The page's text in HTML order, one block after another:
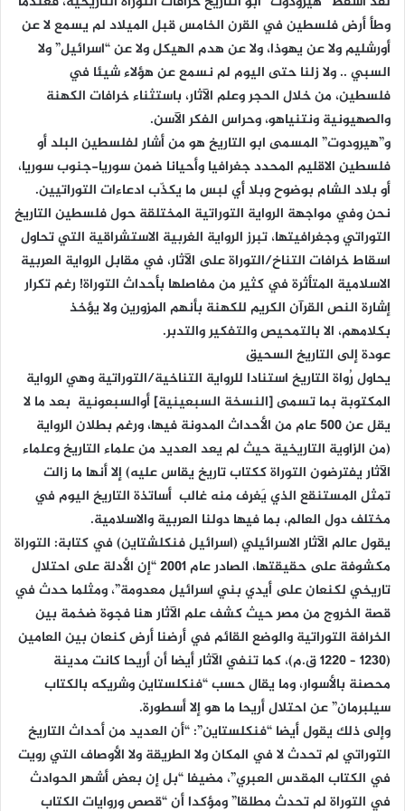
وطأ أرض فلسطين في القرن الخامس قبل الميلاد لم يسمع لا عن
أورشليم ولا عن يهوذا، ولا عن هدم الهيكل ولا عن “اسرائيل” ولا
السبي .. ولا زلنا حتى اليوم لم نسمع عن هؤلاء شيئا في
فلسطين، من خلال الحجر وعلم الآثار، باستثناء خرافات الكهنة
والصهيونية ونتنياهو، وحراس الفكر الآسن.
و”هيرودوت” المسمى ابو التاريخ هو من أشار لفلسطين البلد أو
فلسطين الاقليم المحدد جغرافيا وأحيانا ضمن سوريا-جنوب سوريا،
أو بلاد الشام بوضوح وبلا أي لبس ما يكذّب ادعاءات التوراتيين.
نحن وفي مواجهة الرواية التوراتية المختلقة حول فلسطين التاريخ
التوراتي وجغرافيتها، تبرز الرواية الغربية الاستشراقية التي تحاول
اسقاط خرافات التناخ/التوراة على الآثار، في مقابل الرواية العربية
الاسلامية المتأثرة في كثير من مفاصلها بأحداث التوراة! رغم تكرار
إشارة النص القرآن الكريم للكهنة بأنهم المزورين ولا يؤخذ
بكلامهم، الا بالتمحيص والتفكير والتدبر.
عودة إلى التاريخ السحيق
يحاول رُواة التاريخ استنادا للرواية التناخية/التوراتية وهي الرواية
المكتوبة بما تسمى [النسخة السبعينية] أوالسبعونية بعد ما لا
يقل عن 500 عام من الأحداث المدونة فيها، ورغم بطلان الرواية
(من الزاوية التاريخية حيث لم يعد العديد من علماء التاريخ وعلماء
الآثار يفترضون التوراة ككتاب تاريخ يقاس عليه) إلا أنها ما زالت
تمثل المستنقع الذي يَغرِف منه غالب أساتذة التاريخ اليوم في
مختلف دول العالم، بما فيها دولنا العربية والاسلامية.
يقول عالم الآثار الاسرائيلي (اسرائيل فنكلشتاين) في كتابة: التوراة
مكشوفة على حقيقتها، الصادر عام 2001 “إن الأدلة على احتلال
تاريخي لكنعان على أيدي بني اسرائيل معدومة”، ومثلما حدث في
قصة الخروج من مصر حيث كشف علم الآثار هنا فجوة ضخمة بين
الخرافة التوراتية والوضع القائم في أرضنا أرض كنعان بين العامين
(1230 – 1220 ق.م)، كما تنفي الآثار أيضا أن أريحا كانت مدينة
محصنة بالأسوار، وما يقال حسب “فنكلستاين وشريكه بالكتاب
سيلبرمان” عن احتلال أريحا ما هو إلا أسطورة.
وإلى ذلك يقول أيضا “فنكلستاين”: “أن العديد من أحداث التاريخ
التوراتي لم تحدث لا في المكان ولا الطريقة ولا الأوصاف التي رويت
في الكتاب المقدس العبري”، مضيفا “بل إن بعض أشهر الحوادث
في التوراة لم تحدث مطلقا” ومؤكدا أن “قصص وروايات الكتاب